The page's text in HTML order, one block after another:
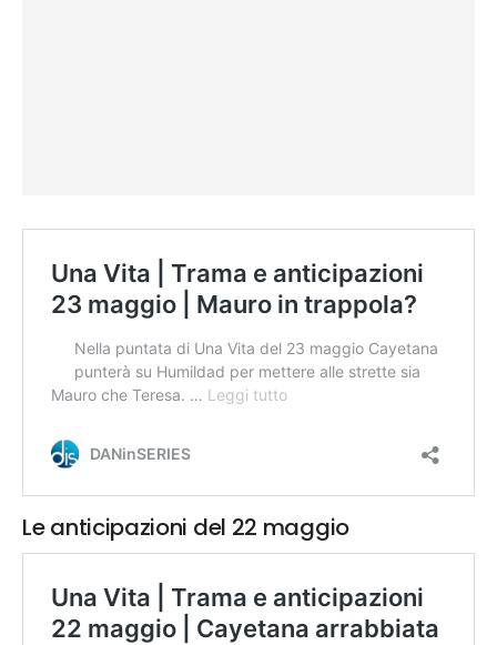
Le anticipazioni del 22 maggio